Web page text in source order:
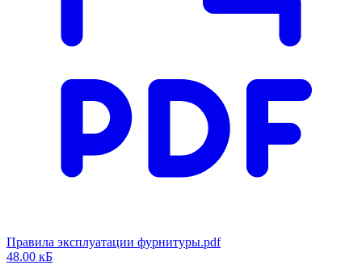
Правила эксплуатации фурнитуры.pdf
48.00 кБ